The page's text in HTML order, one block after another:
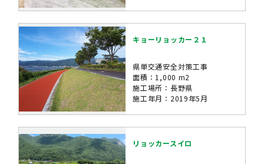
キョーリョッカー２１
県単交通安全対策工事
面積：1,000 m2
施工場所：長野県
施工年月：2019年5月
リョッカースイロ